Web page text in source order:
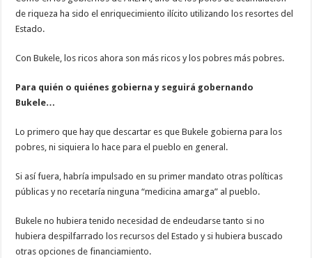
de riqueza ha sido el enriquecimiento ilícito utilizando los resortes del
Estado.
Con Bukele, los ricos ahora son más ricos y los pobres más pobres.
Para quién o quiénes gobierna y seguirá gobernando
Bukele…
Lo primero que hay que descartar es que Bukele gobierna para los
pobres, ni siquiera lo hace para el pueblo en general.
Si así fuera, habría impulsado en su primer mandato otras políticas
públicas y no recetaría ninguna “medicina amarga” al pueblo.
Bukele no hubiera tenido necesidad de endeudarse tanto si no
hubiera despilfarrado los recursos del Estado y si hubiera buscado
otras opciones de financiamiento.